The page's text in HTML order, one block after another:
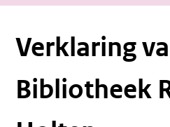
hier:
Verklaring
Bibliotheek